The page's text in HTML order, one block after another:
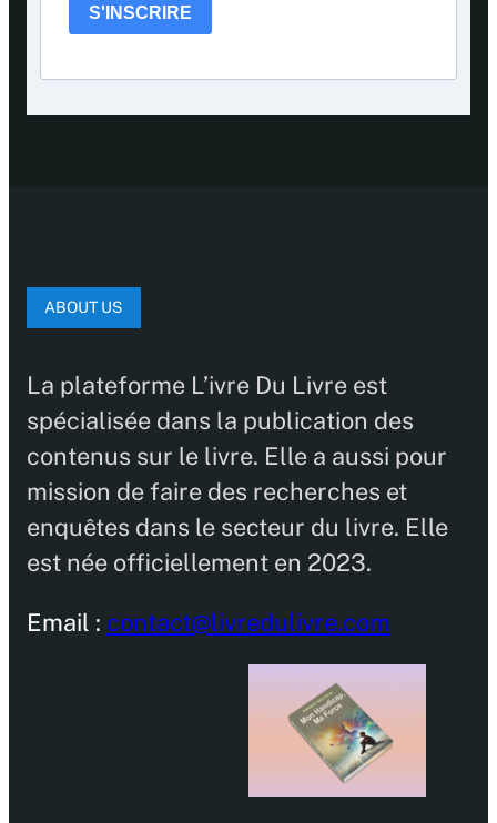
S'INSCRIRE
ABOUT US
La plateforme L’ivre Du Livre est
spécialisée dans la publication des
contenus sur le livre. Elle a aussi pour
mission de faire des recherches et
enquêtes dans le secteur du livre. Elle
est née officiellement en 2023.
Email : contact@livredulivre.com